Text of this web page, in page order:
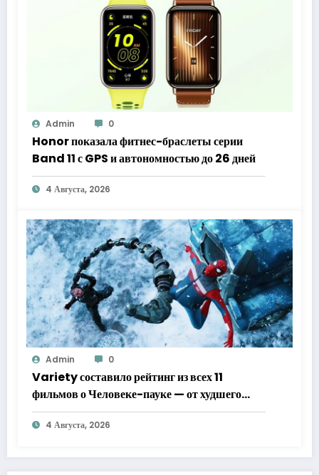
Admin 0
Honor показала фитнес-браслеты серии
Band 11 с GPS и автономностью до 26 дней
4 Августа, 2026
Admin 0
Variety составило рейтинг из всех 11
фильмов о Человеке-пауке — от худшего
к лучшему
4 Августа, 2026